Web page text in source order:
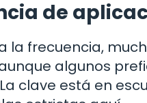
de
la frecuencia,
algunos
clave está en